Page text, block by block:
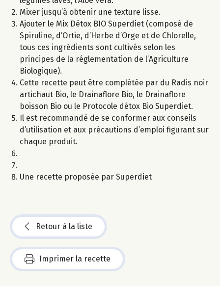
Mixer jusqu’à obtenir une texture lisse.
Ajouter le Mix Détox BIO Superdiet (composé de
Spiruline, d’Ortie, d’Herbe d’Orge et de Chlorelle,
tous ces ingrédients sont cultivés selon les
principes de la réglementation de l’Agriculture
Biologique).
Cette recette peut être complétée par du Radis noir
artichaut Bio, le Drainaflore Bio, le Drainaflore
boisson Bio ou le Protocole détox Bio Superdiet.
Il est recommandé de se conformer aux conseils
d’utilisation et aux précautions d’emploi figurant sur
chaque produit.
Une recette proposée par Superdiet
Retour à la liste
Imprimer la recette